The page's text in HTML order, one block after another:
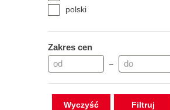
polski
Zakres cen
–
Wyczyść